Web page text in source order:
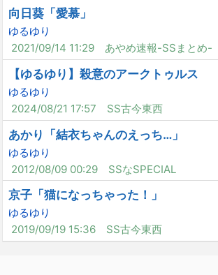
向日葵「愛慕」
ゆるゆり
2021/09/14 11:29
あやめ速報-SSまとめ-
【ゆるゆり】殺意のアークトゥルス
ゆるゆり
2024/08/21 17:57
SS古今東西
あかり「結衣ちゃんのえっち…」
ゆるゆり
2012/08/09 00:29
SSなSPECIAL
京子「猫になっちゃった！」
ゆるゆり
2019/09/19 15:36
SS古今東西